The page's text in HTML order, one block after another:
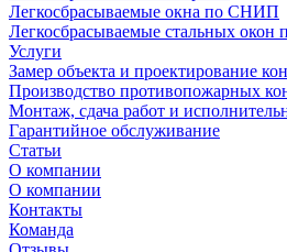
Легкосбрасываемые окна по СНИП
Легкосбрасываемые стальных окон
Услуги
Замер объекта и проектирование
Производство противопожарных
Монтаж, сдача работ и
Гарантийное обслуживание
Статьи
О компании
О компании
Контакты
Команда